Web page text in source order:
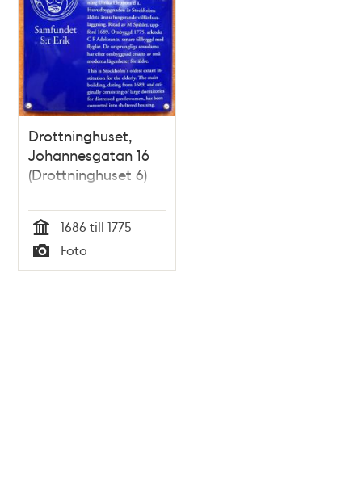
Drottninghuset,
Johannesgatan 16
(Drottninghuset 6)
Tid
1686 till 1775
Typ
Foto